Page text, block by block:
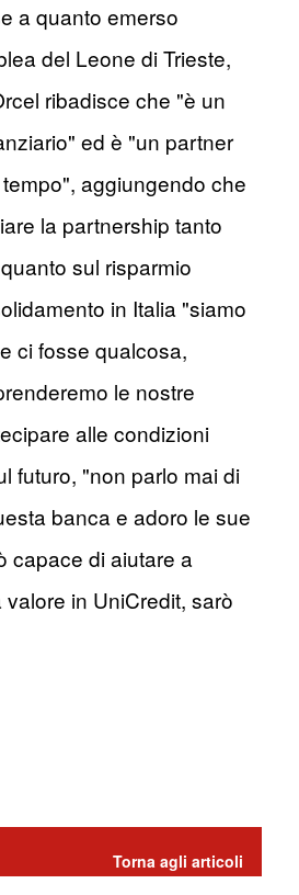
a quanto emerso
del Leone di Trieste,
ribadisce che "è un
ed è "un partner
aggiungendo che
la partnership tanto
sul risparmio
in Italia "siamo
ci fosse qualcosa,
le nostre
alle condizioni
futuro, "non parlo mai di
banca e adoro le sue
capace di aiutare a
in UniCredit, sarò
Torna agli articoli